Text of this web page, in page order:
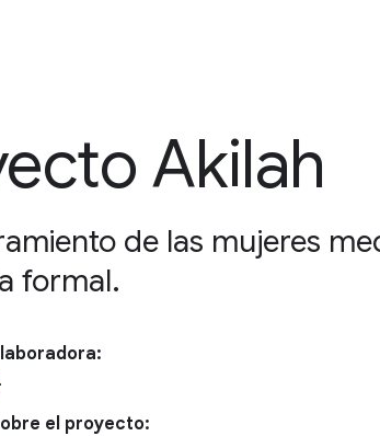
Akilah
de las mujeres
formal.
el proyecto: